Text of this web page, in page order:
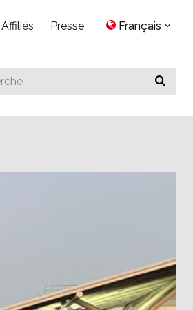
Affiliés Presse Français